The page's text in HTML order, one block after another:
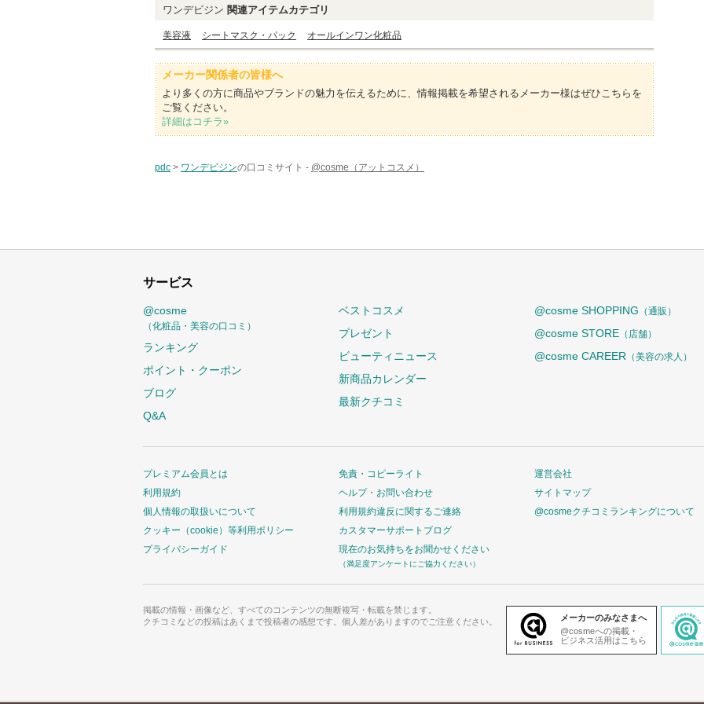
ワンデビジン 関連アイテムカテゴリ
美容液 シートマスク・パック オールインワン化粧品
メーカー関係者の皆様へ
より多くの方に商品やブランドの魅力を伝えるために、情報掲載を希望されるメーカー様はぜひこちらを
ご覧ください。
詳細はコチラ»
pdc > ワンデビジンの口コミサイト - @cosme（アットコスメ）
サービス
@cosme
（化粧品・美容の口コミ）
ランキング
ポイント・クーポン
ブログ
Q&A
ベストコスメ
プレゼント
ビューティニュース
新商品カレンダー
最新クチコミ
@cosme SHOPPING （通販）
@cosme STORE （店舗）
@cosme CAREER （美容の求人）
プレミアム会員とは
利用規約
個人情報の取扱いについて
クッキー（cookie）等利用ポリシー
プライバシーガイド
免責・コピーライト
ヘルプ・お問い合わせ
利用規約違反に関するご連絡
カスタマーサポートブログ
現在のお気持ちをお聞かせください
（満足度アンケートにご協力ください）
運営会社
サイトマップ
@cosmeクチコミランキングについて
掲載の情報・画像など、すべてのコンテンツの無断複写・転載を禁じます。
クチコミなどの投稿はあくまで投稿者の感想です。個人差がありますのでご注意ください。
メーカーのみなさまへ
@cosmeへの掲載・
ビジネス活用はこちら